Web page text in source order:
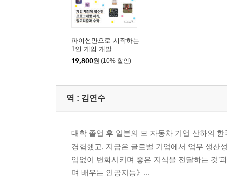
Lesson 5-1 CUI와 GUI 76
Lesson 5-2 퀴즈 게임 만들기 77
Lesson 5-4 사라진 알파벳! 게임 만들기 87
COLUMN 게임 개발비는 얼마나 드나요?(2편) 92
Chapter 6 GUI 기초 ① 95
Lesson 6-1 GUI란? 96
Lesson 6-4 캔버스 사용하기 105
Lesson 6-5 제비뽑기 프로그램 만들기 108
COLUMN 캔버스에 도형 표시하기 113
파이썬만으로 시작하는
1인 게임 개발
19,800원 (10% 할인)
역 : 김연수
대학 졸업 후 일본의 모 자동차 기업 산하의
경험했고, 지금은 글로벌 기업에서 업무 생산
임없이 변화시키며 좋은 지식을 전달하는 것’
며 배우는 인공지능》...